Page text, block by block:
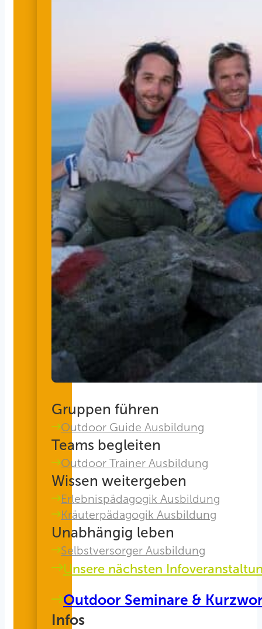
Gruppen führen
Outdoor Guide Ausbildung
Teams begleiten
Outdoor Trainer Ausbildung
Wissen weitergeben
Erlebnispädagogik Ausbildung
Kräuterpädagogik Ausbildung
Unabhängig leben
Selbstversorger Ausbildung
Unsere nächsten
Outdoor Seminare &
Infos